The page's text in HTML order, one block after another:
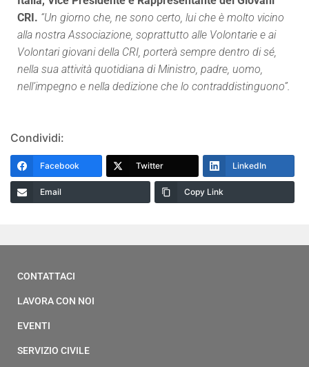
CRI. “Un giorno che, ne sono certo, lui che è molto vicino
alla nostra Associazione, soprattutto alle Volontarie e ai
Volontari giovani della CRI, porterà sempre dentro di sé,
nella sua attività quotidiana di Ministro, padre, uomo,
nell’impegno e nella dedizione che lo contraddistinguono”.
Condividi:
Facebook Twitter LinkedIn
Email Copy Link
CONTATTACI
LAVORA CON NOI
EVENTI
SERVIZIO CIVILE